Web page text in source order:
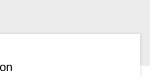
galvanisation ou de peinture.